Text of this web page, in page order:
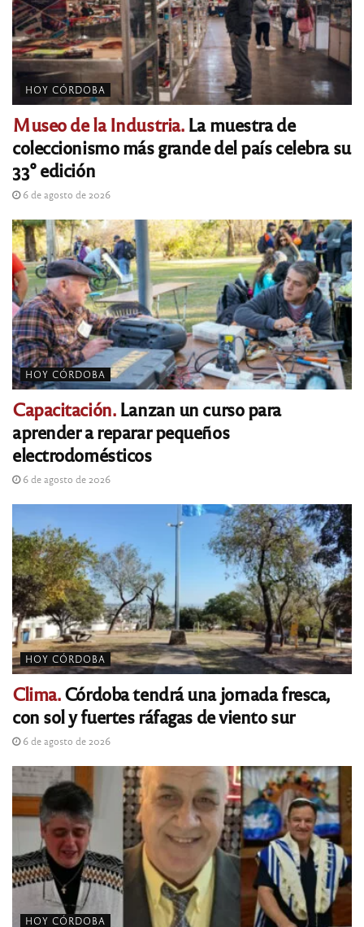
HOY CÓRDOBA
Museo de la Industria.La muestra de
coleccionismo más grande del país celebra su
33° edición
6 de agosto de 2026
HOY CÓRDOBA
Capacitación.Lanzan un curso para
aprender a reparar pequeños
electrodomésticos
6 de agosto de 2026
HOY CÓRDOBA
Clima.Córdoba tendrá una jornada fresca,
con sol y fuertes ráfagas de viento sur
6 de agosto de 2026
HOY CÓRDOBA